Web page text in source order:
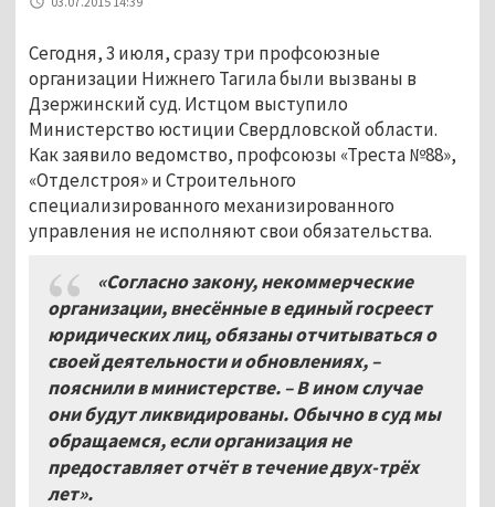
Сегодня, 3 июля, сразу три профсоюзные
организации Нижнего Тагила были вызваны в
Дзержинский суд. Истцом выступило
Министерство юстиции Свердловской области.
Как заявило ведомство, профсоюзы «Треста №88»,
«Отделстроя» и Строительного
специализированного механизированного
управления не исполняют свои обязательства.
«Согласно закону, некоммерческие
организации, внесённые в единый госреест
юридических лиц, обязаны отчитываться о
своей деятельности и обновлениях, –
пояснили в министерстве. – В ином случае
они будут ликвидированы. Обычно в суд мы
обращаемся, если организация не
предоставляет отчёт в течение двух-трёх
лет».